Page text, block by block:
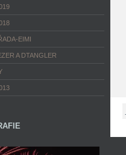
EIMI
A DTANGLER